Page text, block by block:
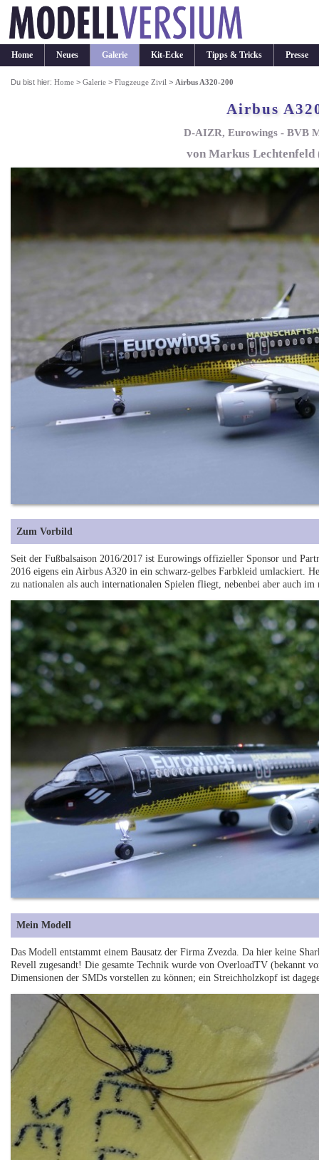
Home Neues Galerie Kit-Ecke Tipps & Tricks Presse
Du bist hier:Home >Galerie >Flugzeuge Zivil > Airbus A320-200
Airbus
D-AIZR, Eurowings - BVB
von Markus Lechtenfeld
Zum Vorbild
Seit der Fußbalsaison 2016/2017 ist Eurowings offizieller Sponsor und
2016 eigens ein Airbus A320 in ein schwarz-gelbes Farbkleid umlackiert.
zu nationalen als auch internationalen Spielen fliegt, nebenbei aber auch
Mein Modell
Das Modell entstammt einem Bausatz der Firma Zvezda. Da hier keine
Revell zugesandt! Die gesamte Technik wurde von OverloadTV (bekannt
Dimensionen der SMDs vorstellen zu können; ein Streichholzkopf ist